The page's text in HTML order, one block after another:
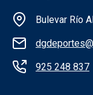
Bulevar Río
925 248 837